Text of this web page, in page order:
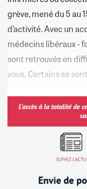
grève, mené du 5 au
d’activité. Avec un
médecins libéraux -
sont retrouvés en
vous. Certains se